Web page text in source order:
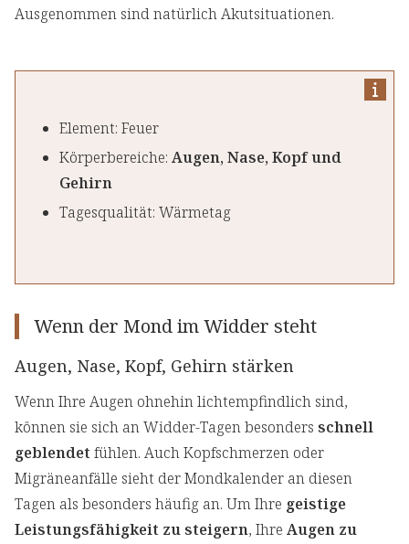
Ausgenommen sind natürlich Akutsituationen.
Element: Feuer
Körperbereiche: Augen, Nase, Kopf und
Gehirn
Tagesqualität: Wärmetag
Wenn der Mond im Widder steht
Augen, Nase, Kopf, Gehirn stärken
Wenn Ihre Augen ohnehin lichtempfindlich sind,
können sie sich an Widder-Tagen besonders schnell
geblendet fühlen. Auch Kopfschmerzen oder
Migräneanfälle sieht der Mondkalender an diesen
Tagen als besonders häufig an. Um Ihre geistige
Leistungsfähigkeit zu steigern, Ihre Augen zu